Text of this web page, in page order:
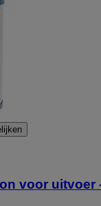
voor uitvoer